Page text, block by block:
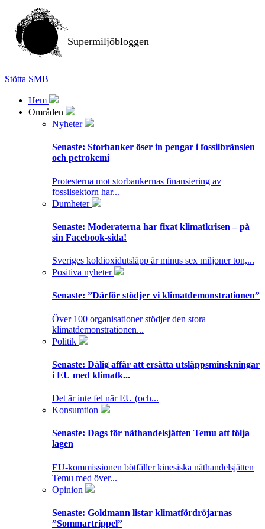
Supermiljöbloggen
Stötta SMB
Hem
Områden
Nyheter
Senaste: Storbanker öser in pengar i fossilbränslen
och petrokemi
Protesterna mot storbankernas finansiering av
fossilsektorn har...
Dumheter
Senaste: Moderaterna har fixat klimatkrisen – på
sin Facebook-sida!
Sveriges koldioxidutsläpp är minus sex miljoner ton,...
Positiva nyheter
Senaste: ”Därför stödjer vi klimatdemonstrationen”
Över 100 organisationer stödjer den stora
klimatdemonstrationen...
Politik
Senaste: Dålig affär att ersätta utsläppsminskningar
i EU med klimatk...
Det är inte fel när EU (och...
Konsumtion
Senaste: Dags för näthandelsjätten Temu att följa
lagen
EU-kommissionen bötfäller kinesiska näthandelsjätten
Temu med över...
Opinion
Senaste: Goldmann listar klimatfördröjarnas
”Sommartrippel”